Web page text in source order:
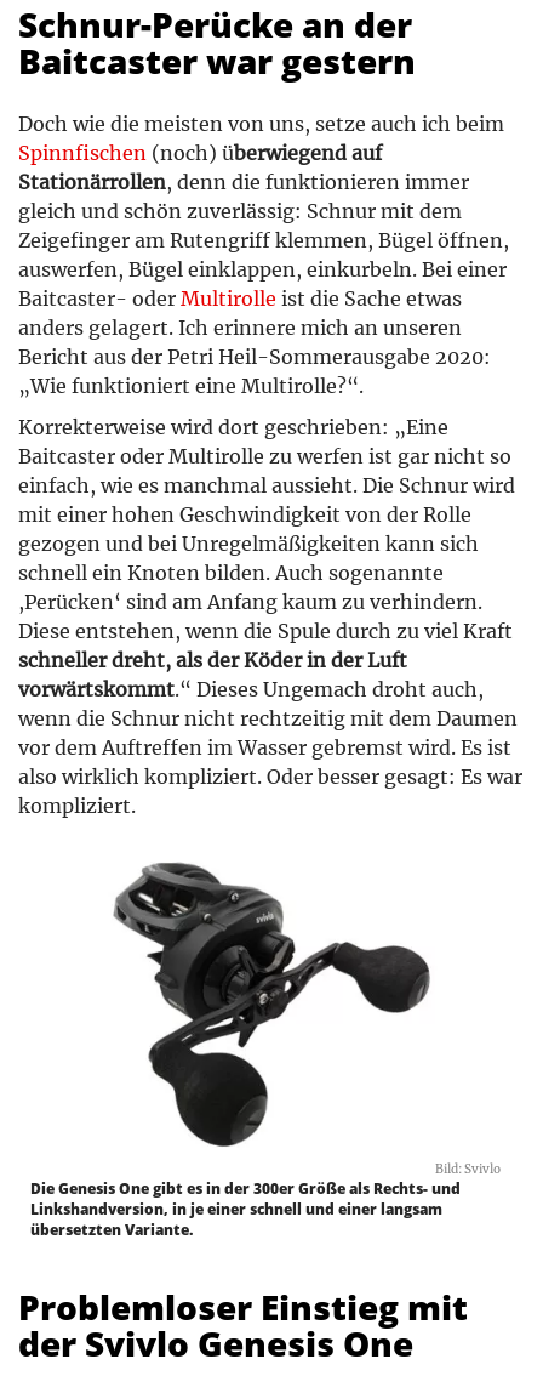
Schnur-Perücke an der
Baitcaster war gestern
Doch wie die meisten von uns, setze auch ich beim
Spinnfischen (noch) überwiegend auf
Stationärrollen, denn die funktionieren immer
gleich und schön zuverlässig: Schnur mit dem
Zeigefinger am Rutengriff klemmen, Bügel öffnen,
auswerfen, Bügel einklappen, einkurbeln. Bei einer
Baitcaster- oder Multirolle ist die Sache etwas
anders gelagert. Ich erinnere mich an unseren
Bericht aus der Petri Heil-Sommerausgabe 2020:
„Wie funktioniert eine Multirolle?“.
Korrekterweise wird dort geschrieben: „Eine
Baitcaster oder Multirolle zu werfen ist gar nicht so
einfach, wie es manchmal aussieht. Die Schnur wird
mit einer hohen Geschwindigkeit von der Rolle
gezogen und bei Unregelmäßigkeiten kann sich
schnell ein Knoten bilden. Auch sogenannte
,Perücken‘ sind am Anfang kaum zu verhindern.
Diese entstehen, wenn die Spule durch zu viel Kraft
schneller dreht, als der Köder in der Luft
vorwärtskommt.“ Dieses Ungemach droht auch,
wenn die Schnur nicht rechtzeitig mit dem Daumen
vor dem Auftreffen im Wasser gebremst wird. Es ist
also wirklich kompliziert. Oder besser gesagt: Es war
kompliziert.
Bild: Svivlo
Die Genesis One gibt es in der 300er Größe als Rechts- und
Linkshandversion, in je einer schnell und einer langsam
übersetzten Variante.
Problemloser Einstieg mit
der Svivlo Genesis One